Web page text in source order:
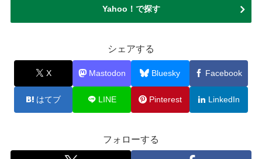
Yahoo！で探す
シェアする
X Mastodon Bluesky Facebook
はてブ LINE Pinterest LinkedIn
フォローする